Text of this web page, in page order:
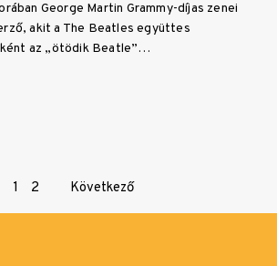
George Martin Grammy-díjas zenei
akit a The Beatles együttes
az „ötödik Beatle”…
1 2 Következő